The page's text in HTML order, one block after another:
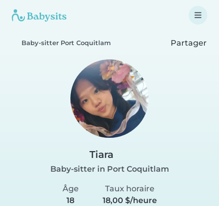
Baby-sitter Port Coquitlam Partager
Tiara
Baby-sitter in Port Coquitlam
Âge
18
Taux horaire
18,00 $/heure